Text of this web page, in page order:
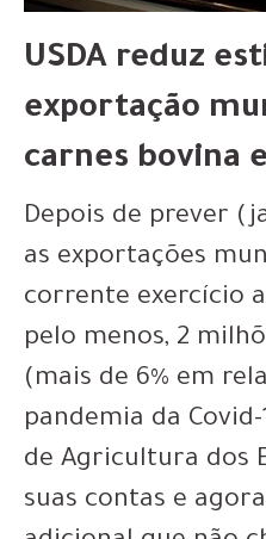
USDA reduz
exportação
carnes bovina
Depois de prever
as exportações
corrente exercício
pelo menos, 2
(mais de 6% em
pandemia da
de Agricultura dos
suas contas e